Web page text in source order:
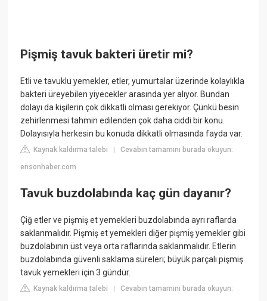
Pişmiş tavuk bakteri üretir mi?
Etli ve tavuklu yemekler, etler, yumurtalar üzerinde kolaylıkla
bakteri üreyebilen yiyecekler arasında yer alıyor. Bundan
dolayı da kişilerin çok dikkatli olması gerekiyor. Çünkü besin
zehirlenmesi tahmin edilenden çok daha ciddi bir konu.
Dolayısıyla herkesin bu konuda dikkatli olmasında fayda var.
Kaynak kaldırma talebi |Cevabın tamamını burada okuyun:
ensonhaber.com
Tavuk buzdolabında kaç gün dayanır?
Çiğ etler ve pişmiş et yemekleri buzdolabında ayrı raflarda
saklanmalıdır. Pişmiş et yemekleri diğer pişmiş yemekler gibi
buzdolabının üst veya orta raflarında saklanmalıdır. Etlerin
buzdolabında güvenli saklama süreleri; büyük parçalı pişmiş
tavuk yemekleri için 3 gündür.
Kaynak kaldırma talebi |Cevabın tamamını burada okuyun: